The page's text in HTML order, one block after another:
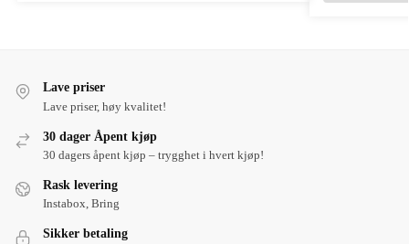
Lave priser
Lave priser, høy kvalitet!
30 dager Åpent kjøp
30 dagers åpent kjøp – trygghet i hvert kjøp!
Rask levering
Instabox, Bring
Sikker betaling